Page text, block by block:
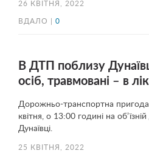
26 КВІТНЯ, 2022
ВДАЛО | 0
В ДТП поблизу
осіб, травмовані – в
Дорожньо-транспортна пригода
квітня, о 13:00 годині на
Дунаївці.
25 КВІТНЯ, 2022